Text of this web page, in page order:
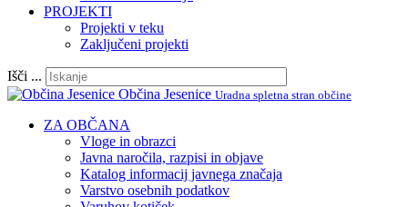
PROJEKTI
Projekti v teku
Zaključeni projekti
Išči ...
Občina Jesenice Uradna spletna stran občine
ZA OBČANA
Vloge in obrazci
Javna naročila, razpisi in objave
Katalog informacij javnega značaja
Varstvo osebnih podatkov